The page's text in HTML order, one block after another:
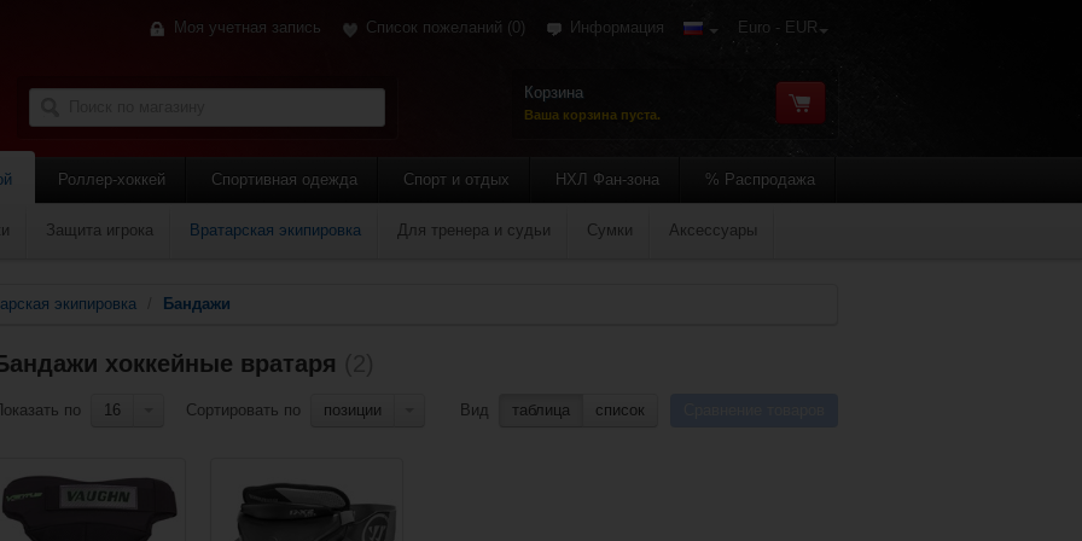
Моя учетная запись Список пожеланий (0) Информация Euro - EUR
Корзина
Ваша корзина пуста.
Защита игрока Вратарская экипировка Для тренера и судьи Сумки Аксессуары
Роллер-хоккей Спортивная одежда Спорт и отдых НХЛ Фан-зона % Распродажа
экипировка Бандажи
хоккейные вратаря
по 16 Сортировать по позиции Вид таблица список
Добавить в сравнение? Добавить в сравнение?